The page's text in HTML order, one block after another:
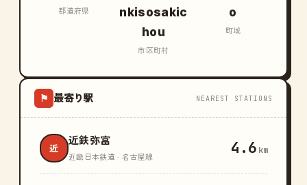
都道府県
nkisosakic
hou
市区町村
o
町域
⚑ 最寄り駅 NEAREST STATIONS
近
近鉄弥富
近畿日本鉄道 · 名古屋線 4.6 km